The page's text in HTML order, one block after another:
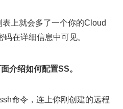
上就会多了一个你的Cloud
在详细信息中可见。
介绍如何配置SS。
命令，连上你刚创建的远程